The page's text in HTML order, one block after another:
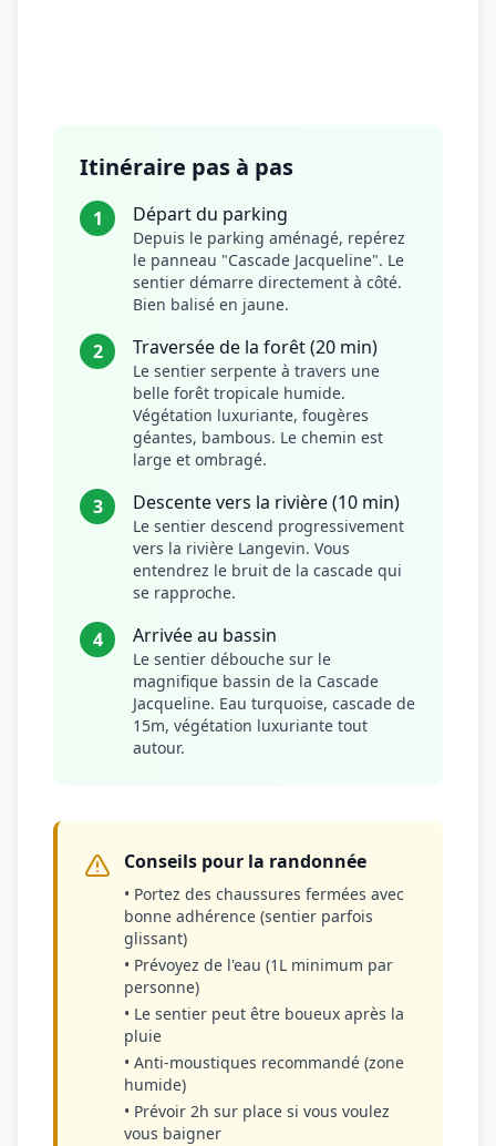
Itinéraire pas à pas
1 Départ du parking
Depuis le parking aménagé, repérez
le panneau "Cascade Jacqueline". Le
sentier démarre directement à côté.
Bien balisé en jaune.
2 Traversée de la forêt (20 min)
Le sentier serpente à travers une
belle forêt tropicale humide.
Végétation luxuriante, fougères
géantes, bambous. Le chemin est
large et ombragé.
3 Descente vers la rivière (10 min)
Le sentier descend progressivement
vers la rivière Langevin. Vous
entendrez le bruit de la cascade qui
se rapproche.
4 Arrivée au bassin
Le sentier débouche sur le
magnifique bassin de la Cascade
Jacqueline. Eau turquoise, cascade de
15m, végétation luxuriante tout
autour.
Conseils pour la randonnée
• Portez des chaussures fermées avec
bonne adhérence (sentier parfois
glissant)
• Prévoyez de l'eau (1L minimum par
personne)
• Le sentier peut être boueux après la
pluie
• Anti-moustiques recommandé (zone
humide)
• Prévoir 2h sur place si vous voulez
vous baigner